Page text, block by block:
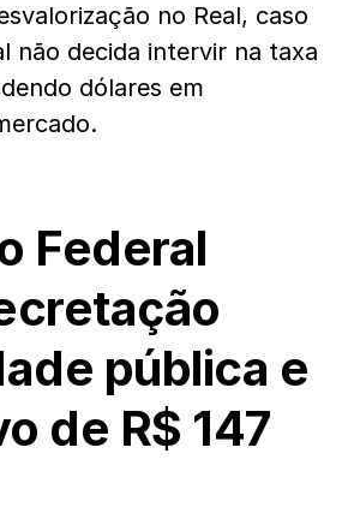
no Real, caso
não decida intervir na taxa
dólares em
Federal
pública e
de R$ 147